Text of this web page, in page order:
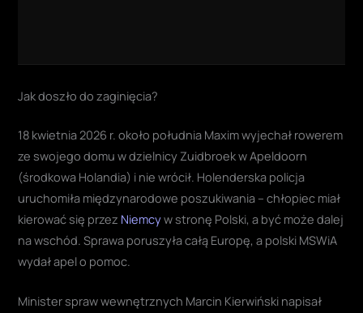
Jak doszło do zaginięcia?
18 kwietnia 2026 r. około południa Maxim wyjechał rowerem
ze swojego domu w dzielnicy Zuidbroek w Apeldoorn
(środkowa Holandia) i nie wrócił. Holenderska policja
uruchomiła międzynarodowe poszukiwania – chłopiec miał
kierować się przez Niemcyw stronę Polski, a być może dalej
na wschód. Sprawa poruszyła całą Europę, a polski MSWiA
wydał apel o pomoc.
Minister spraw wewnętrznych Marcin Kierwiński napisał